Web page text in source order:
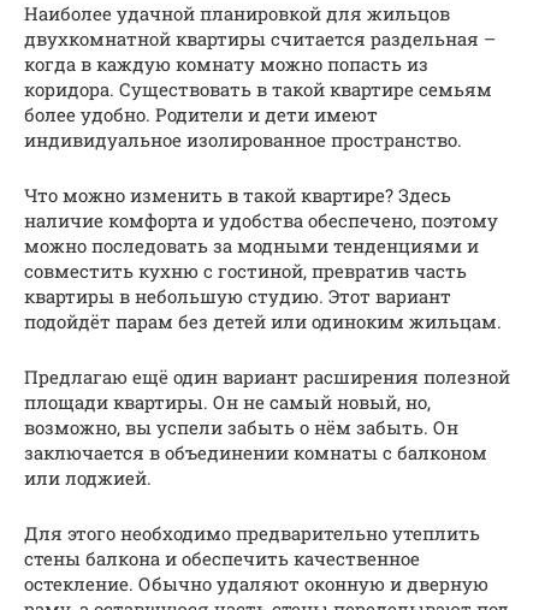
Наиболее удачной планировкой для жильцов
двухкомнатной квартиры считается раздельная –
когда в каждую комнату можно попасть из
коридора. Существовать в такой квартире семьям
более удобно. Родители и дети имеют
индивидуальное изолированное пространство.
Что можно изменить в такой квартире? Здесь
наличие комфорта и удобства обеспечено, поэтому
можно последовать за модными тенденциями и
совместить кухню с гостиной, превратив часть
квартиры в небольшую студию. Этот вариант
подойдёт парам без детей или одиноким жильцам.
Предлагаю ещё один вариант расширения полезной
площади квартиры. Он не самый новый, но,
возможно, вы успели забыть о нём забыть. Он
заключается в объединении комнаты с балконом
или лоджией.
Для этого необходимо предварительно утеплить
стены балкона и обеспечить качественное
остекление. Обычно удаляют оконную и дверную